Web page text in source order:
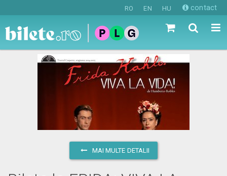
RO EN HU contact
MAI MULTE DETALII